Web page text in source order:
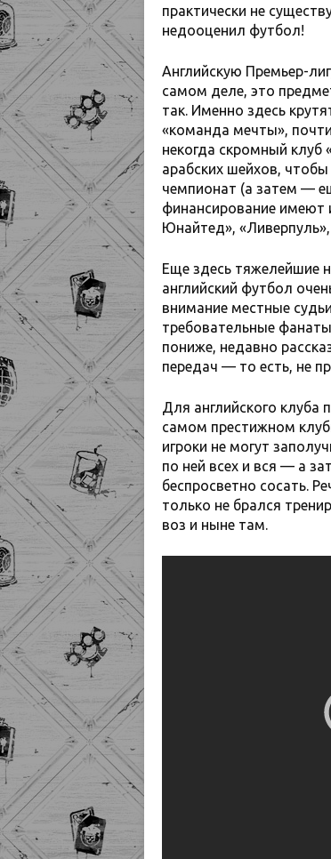
практически не
недооценил футбол!
Английскую Премьер-
самом деле, это
так. Именно здесь
«команда мечты»,
некогда скромный клуб
арабских шейхов,
чемпионат (а затем —
финансирование имеют
Юнайтед», «Ливерпуль»,
Еще здесь тяжелейшие
английский футбол
внимание местные
требовательные
пониже, недавно
передач — то есть, не
Для английского
самом престижном
игроки не могут
по ней всех и вся — а
беспросветно сосать.
только не брался
воз и ныне там.